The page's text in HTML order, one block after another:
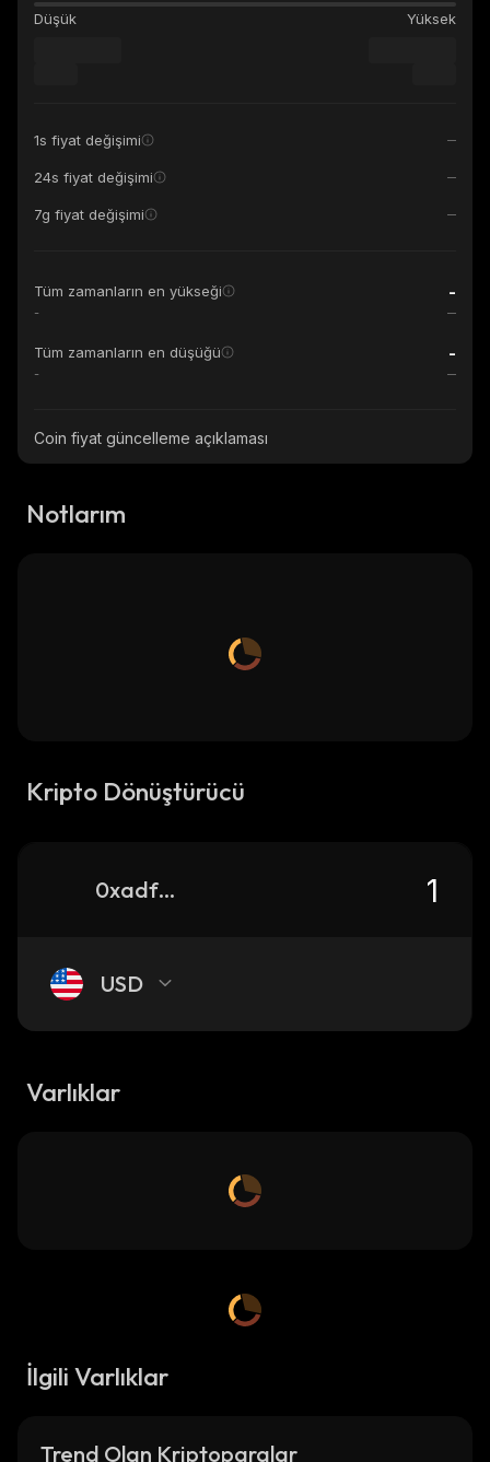
Düşük Yüksek
1s fiyat değişimi
24s fiyat değişimi
7g fiyat değişimi
Tüm zamanların en yükseği -
-
Tüm zamanların en düşüğü -
-
Coin fiyat güncelleme açıklaması
Notlarım
Kripto Dönüştürücü
0xadf3af78689ce98abafb60ff7f70a7074f450db6_base
USD
Varlıklar
İlgili Varlıklar
Trend Olan Kriptoparalar